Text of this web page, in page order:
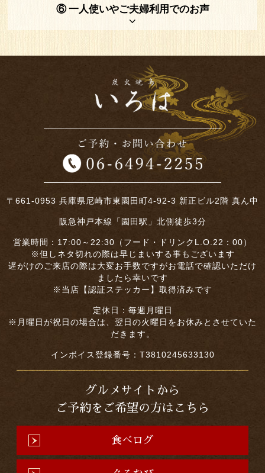
⑥ 一人使いやご夫婦利用でのお声
〒661-0953 兵庫県尼崎市東園田町4-92-3 新正ビル2階 真ん中
阪急神戸本線「園田駅」北側徒歩3分
営業時間：17:00～22:30（フード・ドリンクL.O.22：00）
※但しネタ切れの際は早じまいする事もございます
遅がけのご来店の際は大変お手数ですがお電話で確認いただけ
ましたら幸いです
※当店【認証ステッカー】取得済みです
定休日：毎週月曜日
※月曜日が祝日の場合は、翌日の火曜日をお休みとさせていた
だきます。
インボイス登録番号：T3810245633130
グルメサイトから
ご予約をご希望の方はこちら
食べログ